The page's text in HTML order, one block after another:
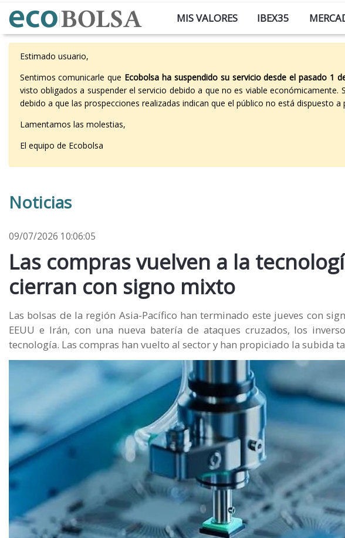
MIS VALORES IBEX35
Estimado usuario,
Sentimos comunicarle que Ecobolsa ha suspendido su servicio desde el pasado 1
visto obligados a suspender el servicio debido a que no es viable
debido a que las prospecciones realizadas indican que el público no está dispuesto
Lamentamos las molestias,
El equipo de Ecobolsa
Noticias
09/07/2026 10:06:05
Las compras vuelven a la
cierran con signo mixto
Las bolsas de la región Asia-Pacífico han terminado este jueves con
EEUU e Irán, con una nueva batería de ataques cruzados, los
tecnología. Las compras han vuelto al sector y han propiciado la subida